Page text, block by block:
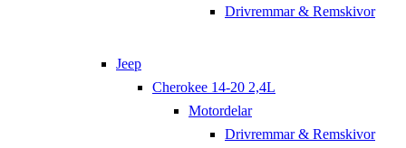
Drivremmar & Remskivor
Jeep
Cherokee 14-20 2,4L
Motordelar
Drivremmar & Remskivor